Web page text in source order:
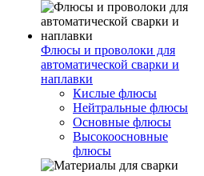
Флюсы и проволоки для
автоматической сварки и
наплавки
Кислые флюсы
Нейтральные флюсы
Основные флюсы
Высокоосновные
флюсы